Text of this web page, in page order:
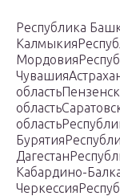
Республика
Кабардино-